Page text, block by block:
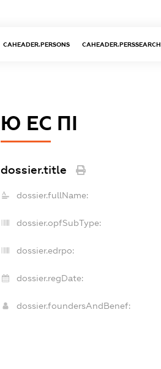
CAHEADER.PERSONS CAHEADER.PERSSEARCH
Ю ЕС ПІ
dossier.title
dossier.fullName:
dossier.opfSubType:
dossier.edrpo:
dossier.regDate:
dossier.foundersAndBenef: